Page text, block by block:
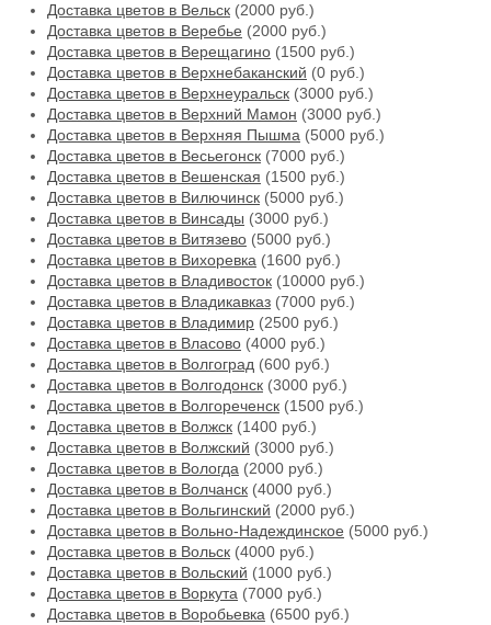
Доставка цветов в Вельск (2000 руб.)
Доставка цветов в Веребье (2000 руб.)
Доставка цветов в Верещагино (1500 руб.)
Доставка цветов в Верхнебаканский (0 руб.)
Доставка цветов в Верхнеуральск (3000 руб.)
Доставка цветов в Верхний Мамон (3000 руб.)
Доставка цветов в Верхняя Пышма (5000 руб.)
Доставка цветов в Весьегонск (7000 руб.)
Доставка цветов в Вешенская (1500 руб.)
Доставка цветов в Вилючинск (5000 руб.)
Доставка цветов в Винсады (3000 руб.)
Доставка цветов в Витязево (5000 руб.)
Доставка цветов в Вихоревка (1600 руб.)
Доставка цветов в Владивосток (10000 руб.)
Доставка цветов в Владикавказ (7000 руб.)
Доставка цветов в Владимир (2500 руб.)
Доставка цветов в Власово (4000 руб.)
Доставка цветов в Волгоград (600 руб.)
Доставка цветов в Волгодонск (3000 руб.)
Доставка цветов в Волгореченск (1500 руб.)
Доставка цветов в Волжск (1400 руб.)
Доставка цветов в Волжский (3000 руб.)
Доставка цветов в Вологда (2000 руб.)
Доставка цветов в Волчанск (4000 руб.)
Доставка цветов в Вольгинский (2000 руб.)
Доставка цветов в Вольно-Надеждинское (5000 руб.)
Доставка цветов в Вольск (4000 руб.)
Доставка цветов в Вольский (1000 руб.)
Доставка цветов в Воркута (7000 руб.)
Доставка цветов в Воробьевка (6500 руб.)